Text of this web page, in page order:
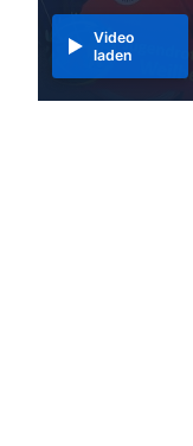
Video
laden